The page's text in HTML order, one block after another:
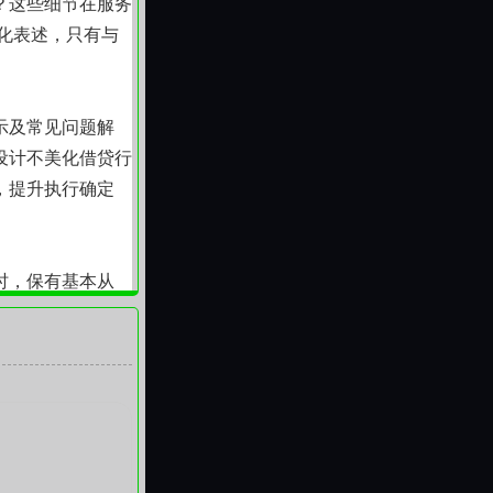
表述，只有与
及常见问题解
计不美化借贷行
提升执行确定
，保有基本从
安心订票。它不